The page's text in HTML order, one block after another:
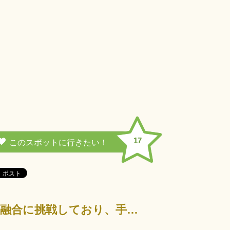
17
創業明治37年の讃岐うどんの老舗メーカーです。 伝統の技と最新技術の融合に挑戦しており、手打ちの技…